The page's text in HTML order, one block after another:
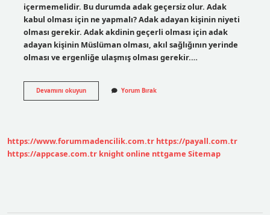
içermemelidir. Bu durumda adak geçersiz olur. Adak
kabul olması için ne yapmalı? Adak adayan kişinin niyeti
olması gerekir. Adak akdinin geçerli olması için adak
adayan kişinin Müslüman olması, akıl sağlığının yerinde
olması ve ergenliğe ulaşmış olması gerekir.…
Devamını okuyunAdak
Hangi
Yorum Bırak
https://www.forummadencilik.com.tr https://payall.com.tr
https://appcase.com.tr knight online nttgame Sitemap